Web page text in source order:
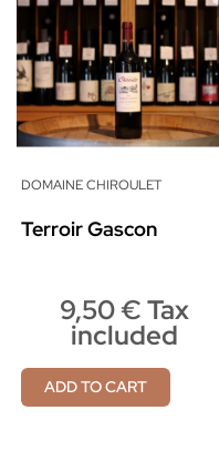
DOMAINE CHIROULET
Terroir Gascon
9,50 € Tax
included
ADD TO CART